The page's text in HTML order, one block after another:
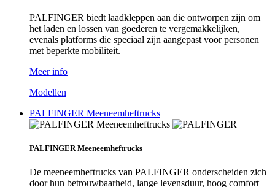
PALFINGER biedt laadkleppen aan die ontworpen zijn om
het laden en lossen van goederen te vergemakkelijken,
evenals platforms die speciaal zijn aangepast voor personen
met beperkte mobiliteit.
Meer info
Modellen
PALFINGER Meeneemheftrucks
PALFINGER Meeneemheftrucks
De meeneemheftrucks van PALFINGER onderscheiden zich
door hun betrouwbaarheid, lange levensduur, hoog comfort